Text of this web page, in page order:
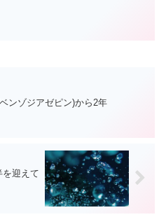
ンゾジアゼピン)から2年
迎えて